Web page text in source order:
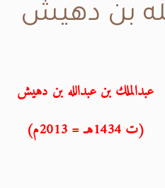
بن دهيش
عبدالملك بن عبدالله بن دهيش
(ت 1434هـ = 2013م)